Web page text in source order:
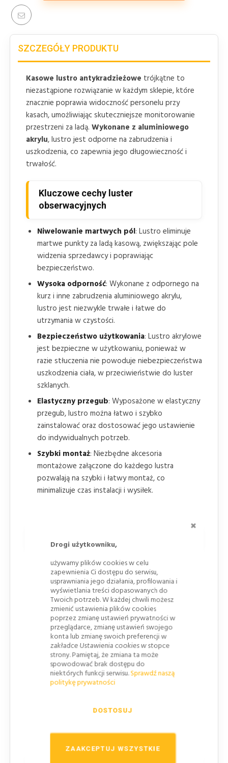
Drogi użytkowniku,
używamy plików cookies w celu
zapewnienia Ci dostępu do serwisu,
usprawniania jego działania, profilowania i
wyświetlania treści dopasowanych do
Twoich potrzeb. W każdej chwili możesz
zmienić ustawienia plików cookies
poprzez zmianę ustawień prywatności w
przeglądarce, zmianę ustawień swojego
konta lub zmianę swoich preferencji w
zakładce Ustawienia cookies w stopce
strony. Pamiętaj, że zmiana ta może
spowodować brak dostępu do
niektórych funkcji serwisu.Sprawdź naszą
politykę prywatności
ZAAKCEPTUJ WSZYSTKIE
DOSTOSUJ
SZCZEGÓŁY PRODUKTU
Kasowe lustro antykradzieżowe trójkątne to
niezastąpione rozwiązanie w każdym sklepie, które
znacznie poprawia widoczność personelu przy
kasach, umożliwiając skuteczniejsze monitorowanie
przestrzeni za ladą. Wykonane z aluminiowego
akrylu, lustro jest odporne na zabrudzenia i
uszkodzenia, co zapewnia jego długowieczność i
trwałość.
Kluczowe cechy luster
obserwacyjnych
Niwelowanie martwych pól: Lustro eliminuje
martwe punkty za ladą kasową, zwiększając pole
widzenia sprzedawcy i poprawiając
bezpieczeństwo.
Wysoka odporność: Wykonane z odpornego na
kurz i inne zabrudzenia aluminiowego akrylu,
lustro jest niezwykle trwałe i łatwe do
utrzymania w czystości.
Bezpieczeństwo użytkowania: Lustro akrylowe
jest bezpieczne w użytkowaniu, ponieważ w
razie stłuczenia nie powoduje niebezpieczeństwa
uszkodzenia ciała, w przeciwieństwie do luster
szklanych.
Elastyczny przegub: Wyposażone w elastyczny
przegub, lustro można łatwo i szybko
zainstalować oraz dostosować jego ustawienie
do indywidualnych potrzeb.
Szybki montaż: Niezbędne akcesoria
montażowe załączone do każdego lustra
pozwalają na szybki i łatwy montaż, co
minimalizuje czas instalacji i wysiłek.
Poprawa widoczności: Umożliwia personelowi
skuteczniejsze monitorowanie przestrzeni za ladą
bez konieczności ruszania się z miejsca, co
zwiększa bezpieczeństwo.
Estetyczne i funkcjonalne: Lustro jest nie tylko
praktyczne, ale również estetyczne, harmonijnie
komponując się z wnętrzem sklepu.
Długowieczność: Odporność na zabrudzenia i
uszkodzenia zapewnia długą żywotność
produktu.
utrzymania w czystości, co jest szczególnie